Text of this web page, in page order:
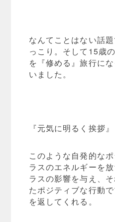
なんてことはない話
っこり。そして15歳
を『修める』旅行に
いました。
『元気に明るく挨拶』
このような自発的な
ラスのエネルギーを
ラスの影響を与え、
たポジティブな行動
を返してくれる。